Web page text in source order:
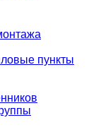
пункты